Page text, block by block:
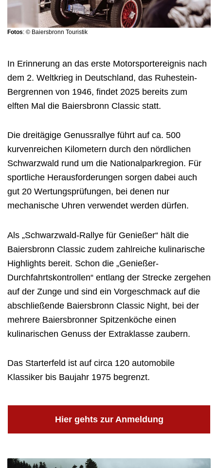
Fotos: © Baiersbronn Touristik
In Erinnerung an das erste Motorsportereignis nach
dem 2. Weltkrieg in Deutschland, das Ruhestein-
Bergrennen von 1946, findet 2025 bereits zum
elften Mal die Baiersbronn Classic statt.
Die dreitägige Genussrallye führt auf ca. 500
kurvenreichen Kilometern durch den nördlichen
Schwarzwald rund um die Nationalparkregion. Für
sportliche Herausforderungen sorgen dabei auch
gut 20 Wertungsprüfungen, bei denen nur
mechanische Uhren verwendet werden dürfen.
Als „Schwarzwald-Rallye für Genießer“ hält die
Baiersbronn Classic zudem zahlreiche kulinarische
Highlights bereit. Schon die „Genießer-
Durchfahrtskontrollen“ entlang der Strecke zergehen
auf der Zunge und sind ein Vorgeschmack auf die
abschließende Baiersbronn Classic Night, bei der
mehrere Baiersbronner Spitzenköche einen
kulinarischen Genuss der Extraklasse zaubern.
Das Starterfeld ist auf circa 120 automobile
Klassiker bis Baujahr 1975 begrenzt.
Hier gehts zur Anmeldung